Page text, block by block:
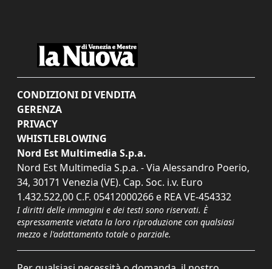
CONDIZIONI DI VENDITA
GERENZA
PRIVACY
WHISTLEBLOWING
Nord Est Multimedia S.p.a.
Nord Est Multimedia S.p.a. - Via Alessandro Poerio,
34, 30171 Venezia (VE). Cap. Soc. i.v. Euro
1.432.522,00 C.F. 05412000266 e REA VE-454332
I diritti delle immagini e dei testi sono riservati. È
espressamente vietata la loro riproduzione con qualsiasi
mezzo e l'adattamento totale o parziale.